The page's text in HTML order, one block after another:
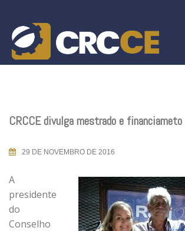
content
CRCCE divulga mestrado e financiameto
29 DE NOVEMBRO DE 2016
A
presidente
do
Conselho